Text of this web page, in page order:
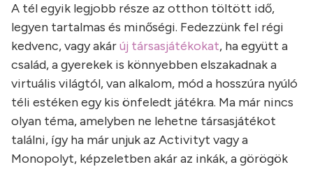
A tél egyik legjobb része az otthon töltött idő,
legyen tartalmas és minőségi. Fedezzünk fel régi
kedvenc, vagy akárúj társasjátékokat, ha együtt a
család, a gyerekek is könnyebben elszakadnak a
virtuális világtól, van alkalom, mód a hosszúra nyúló
téli estéken egy kis önfeledt játékra. Ma már nincs
olyan téma, amelyben ne lehetne társasjátékot
találni, így ha már unjuk az Activityt vagy a
Monopolyt, képzeletben akár az inkák, a görögök